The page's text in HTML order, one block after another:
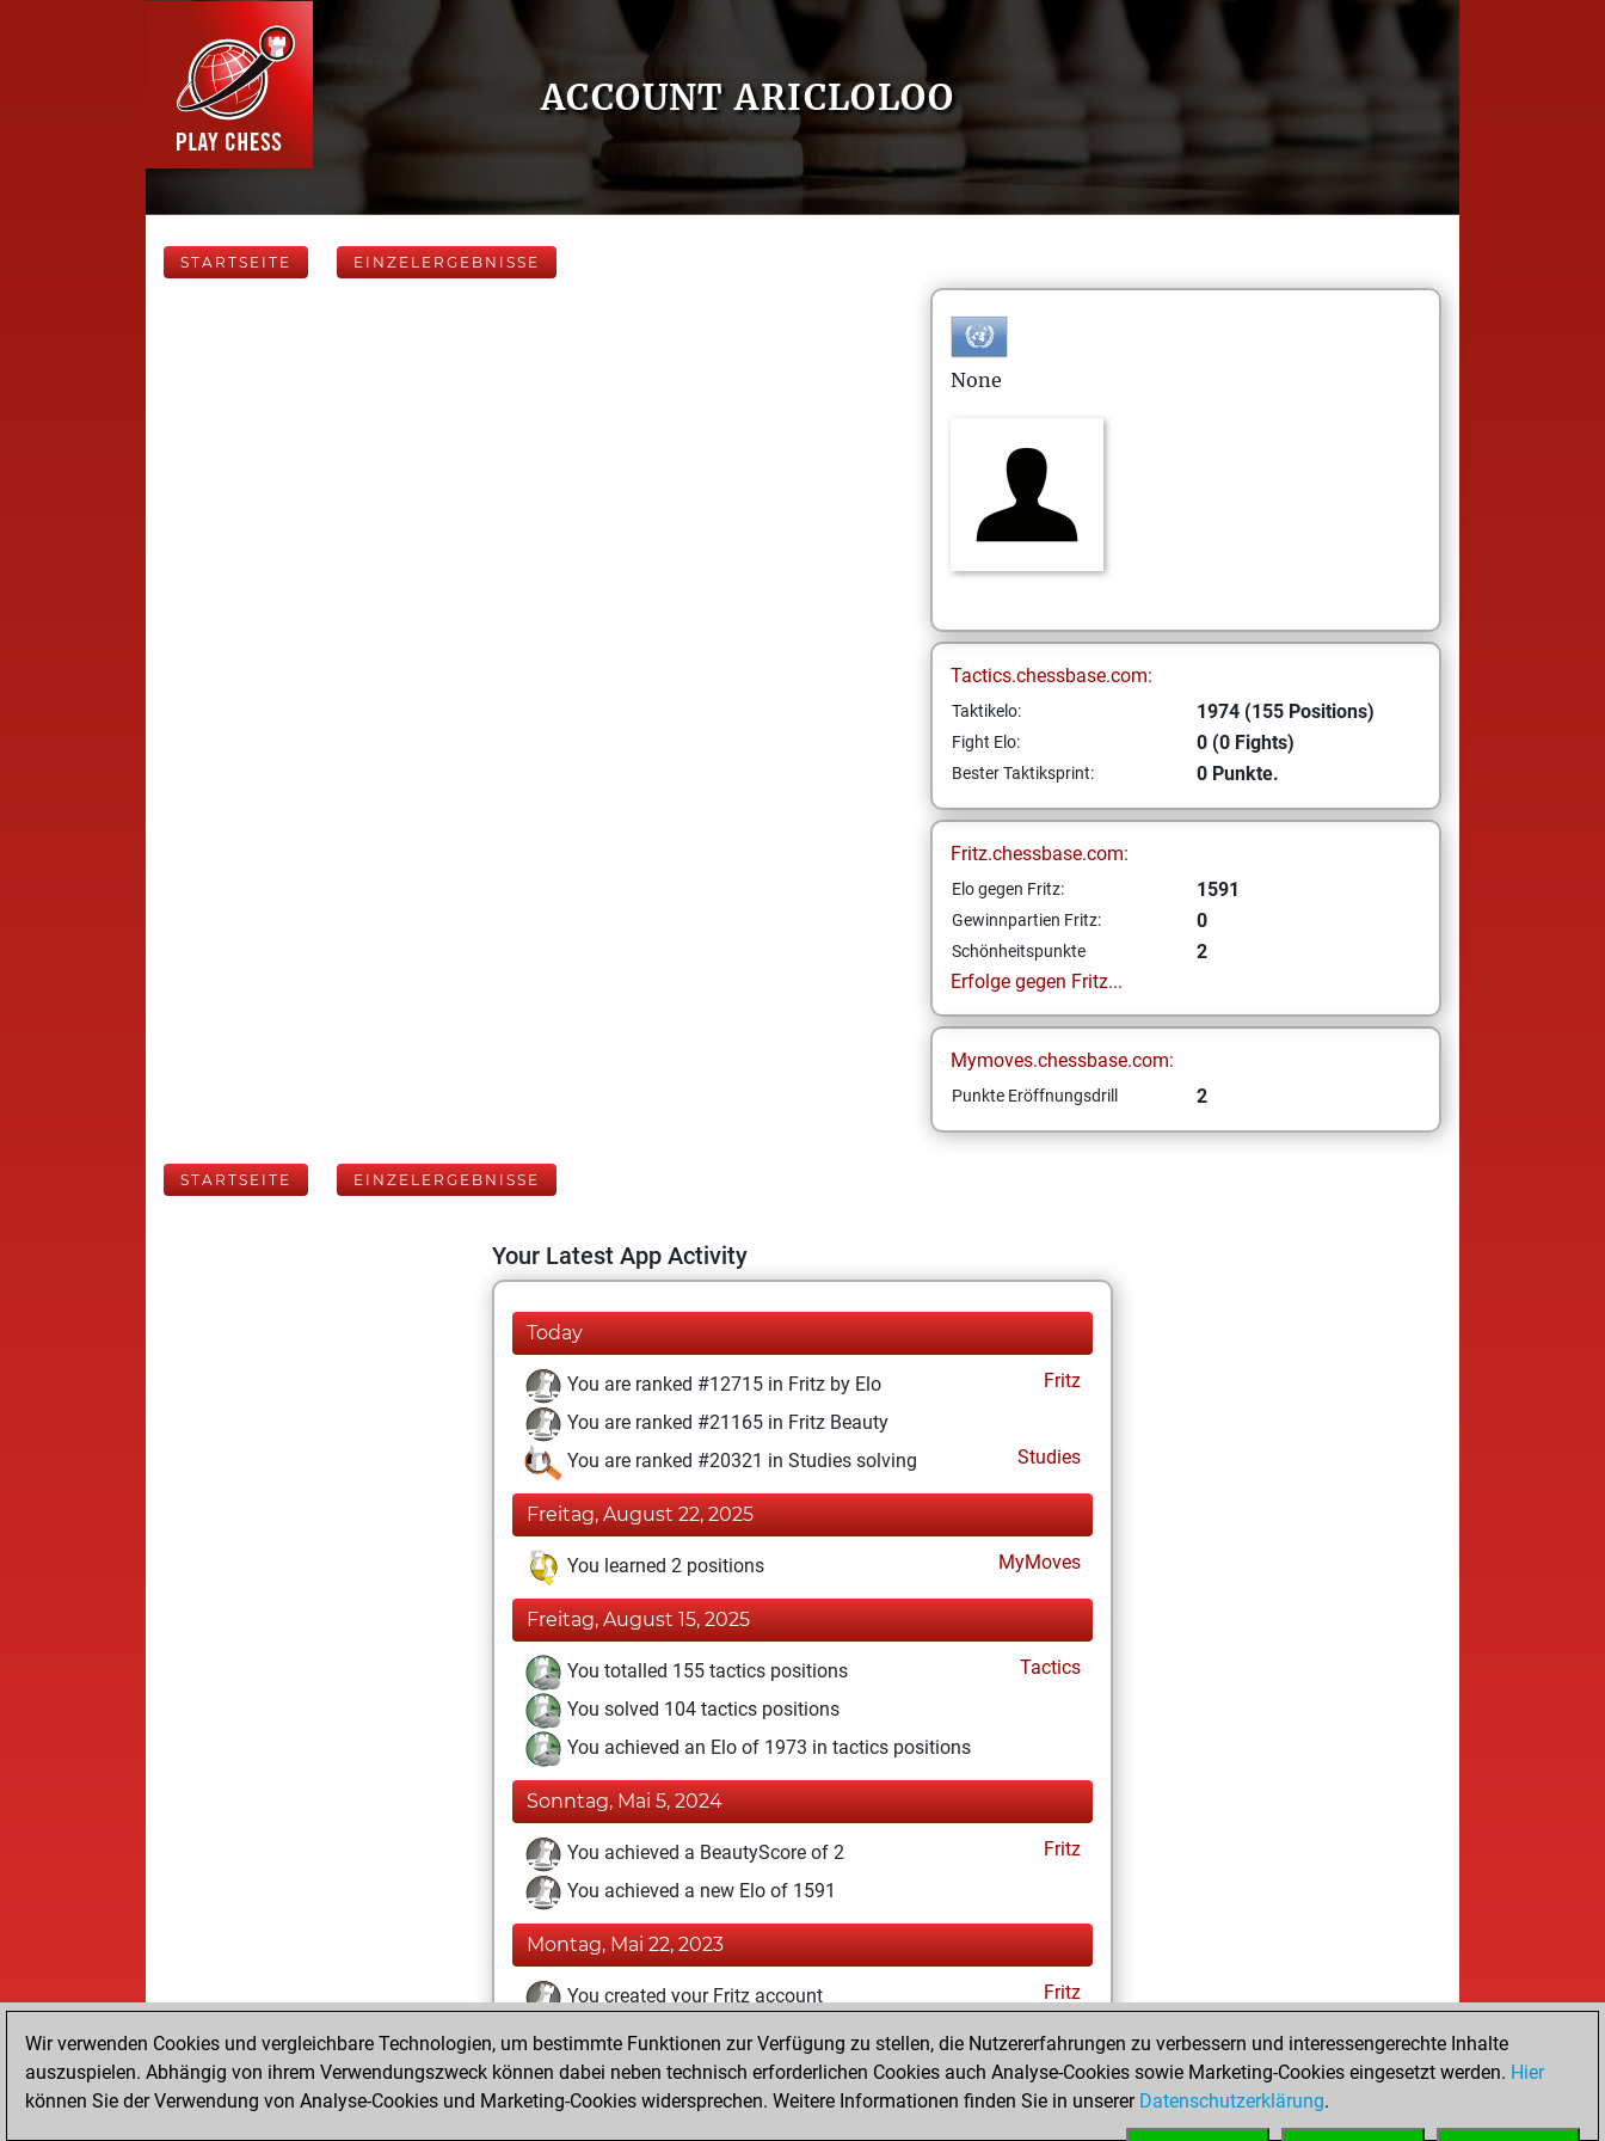
ACCOUNT ARICLOLOO
STARTSEITE EINZELERGEBNISSE
None
Tactics.chessbase.com:
Taktikelo: 1974 (155 Positions)
Fight Elo: 0 (0 Fights)
Bester Taktiksprint: 0 Punkte.
Fritz.chessbase.com:
Elo gegen Fritz: 1591
Gewinnpartien Fritz: 0
Schönheitspunkte
2
Erfolge gegen Fritz...
Mymoves.chessbase.com:
Punkte Eröffnungsdrill 2
STARTSEITE EINZELERGEBNISSE
Your Latest App Activity
Today
You are ranked #12715 in Fritz by Elo
Fritz
You are ranked #21165 in Fritz Beauty
You are ranked #20321 in Studies solving
Studies
Freitag, August 22, 2025
You learned 2 positions MyMoves
Freitag, August 15, 2025
You totalled 155 tactics positions
Tactics
You solved 104 tactics positions
You achieved an Elo of 1973 in tactics positions
Sonntag, Mai 5, 2024
You achieved a BeautyScore of 2
Fritz
You achieved a new Elo of 1591
Montag, Mai 22, 2023
You created your Fritz account Fritz
Montag, März 13, 2023
You created your Studies account Studies
Wir verwenden Cookies und vergleichbare Technologien, um bestimmte Funktionen zur Verfügung zu stellen, die Nutzererfahrungen zu verbessern und interessengerechte Inhalte
auszuspielen. Abhängig von ihrem Verwendungszweck können dabei neben technisch erforderlichen Cookies auch Analyse-Cookies sowie Marketing-Cookies eingesetzt werden. Hier
können Sie der Verwendung von Analyse-Cookies und Marketing-Cookies widersprechen. Weitere Informationen finden Sie in unserer Datenschutzerklärung.